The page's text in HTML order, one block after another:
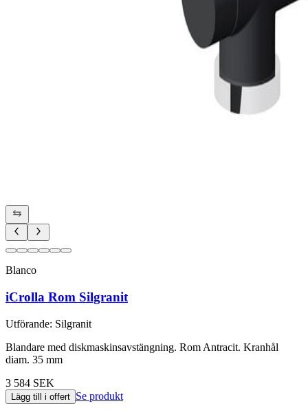
Blanco
iCrolla Rom Silgranit
Utförande: Silgranit
Blandare med diskmaskinsavstängning. Rom Antracit. Kranhål
diam. 35 mm
3 584 SEK
Lägg till i offert Se produkt